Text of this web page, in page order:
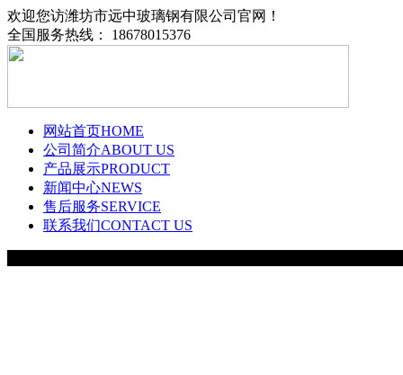
欢迎您访潍坊市远中玻璃钢有限公司官网！
全国服务热线： 18678015376
网站首页HOME
公司简介ABOUT US
产品展示PRODUCT
新闻中心NEWS
售后服务SERVICE
联系我们CONTACT US